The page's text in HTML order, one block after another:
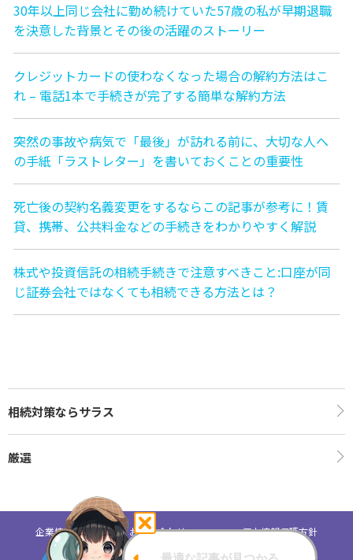
30年以上同じ会社に勤め続けていた57歳の私が早期退職
を決意した背景とその後の活躍のストーリー
クレジットカードの使わなくなった場合の解約方法はこ
れ – 電話1本で手続きが完了する簡単な解約方法
突然の事故や病気で「最後」が訪れる前に、大切な人へ
の手紙「ラストレター」を書いておくことの重要性
死亡後の契約名義変更をするならこの記事が参考に！賃
貸、携帯、公共料金などの手続きをわかりやすく解説
株式や投資信託の相続手続きで注意すべきこと:口座が同
じ証券会社ではなくても相続できる方法とは？
相続対策ならサラス
厳選
企業情報 お問い合わせ 個人情報保護方針